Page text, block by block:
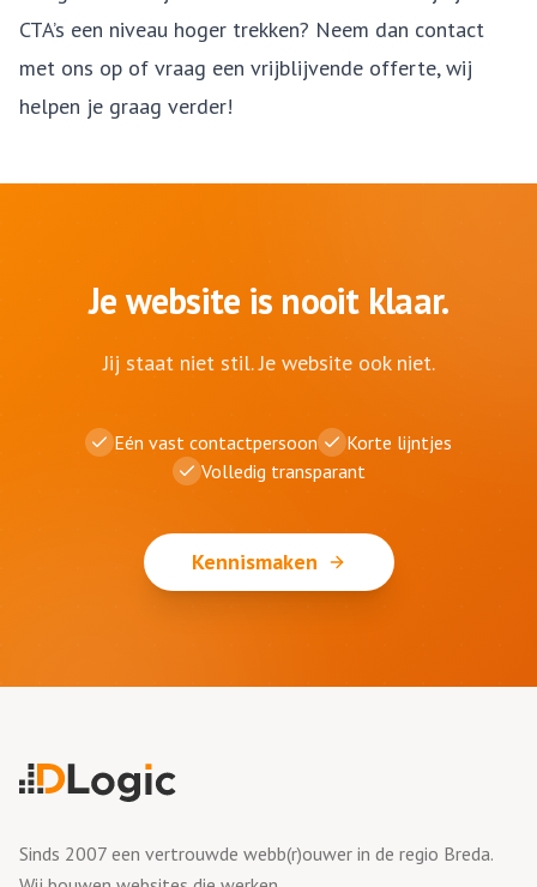
CTA’s een niveau hoger trekken? Neem dan contact
met ons op of vraag een vrijblijvende offerte, wij
helpen je graag verder!
Je website is nooit klaar.
Jij staat niet stil. Je website ook niet.
Eén vast contactpersoon
Korte lijntjes
Volledig transparant
Kennismaken
Sinds 2007 een vertrouwde webb(r)ouwer in de regio Breda.